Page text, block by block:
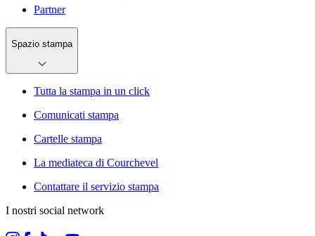
Partner
Spazio stampa
Tutta la stampa in un click
Comunicati stampa
Cartelle stampa
La mediateca di Courchevel
Contattare il servizio stampa
I nostri social network